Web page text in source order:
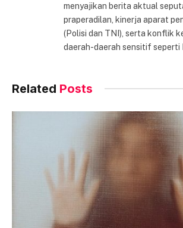
menyajikan berita aktual
praperadilan, kinerja aparat
(Polisi dan TNI), serta konflik
daerah-daerah sensitif seperti
Related Posts